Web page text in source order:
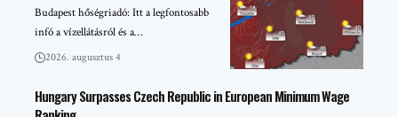
Budapest hőségriadó: Itt a legfontosabb
infó a vízellátásról és a…
2026. augusztus 4
Hungary Surpasses Czech Republic in European Minimum Wage